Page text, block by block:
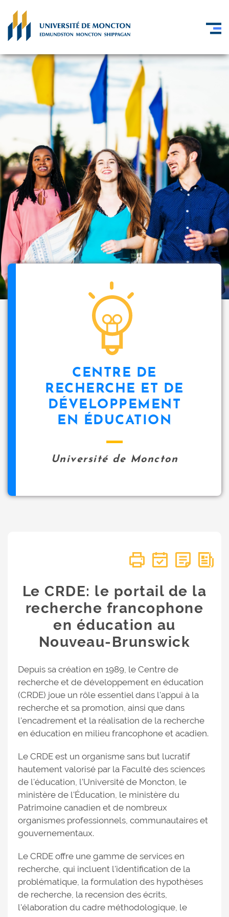
CENTRE DE
RECHERCHE ET DE
DÉVELOPPEMENT
EN ÉDUCATION
Université de Moncton
Le CRDE: le portail de la
recherche francophone
en éducation au
Nouveau-Brunswick
Depuis sa création en 1989, le Centre de
recherche et de développement en éducation
(CRDE) joue un rôle essentiel dans l'appui à la
recherche et sa promotion, ainsi que dans
l'encadrement et la réalisation de la recherche
en éducation en milieu francophone et acadien.
Le CRDE est un organisme sans but lucratif
hautement valorisé par la Faculté des sciences
de l'éducation, l'Université de Moncton, le
ministère de l'Éducation, le ministère du
Patrimoine canadien et de nombreux
organismes professionnels, communautaires et
gouvernementaux.
Le CRDE offre une gamme de services en
recherche, qui incluent l'identification de la
problématique, la formulation des hypothèses
de recherche, la recension des écrits,
l'élaboration du cadre méthodologique, le